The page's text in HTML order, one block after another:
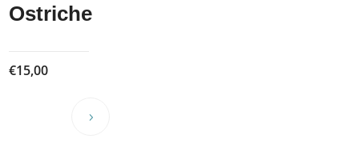
Ostriche
€15,00